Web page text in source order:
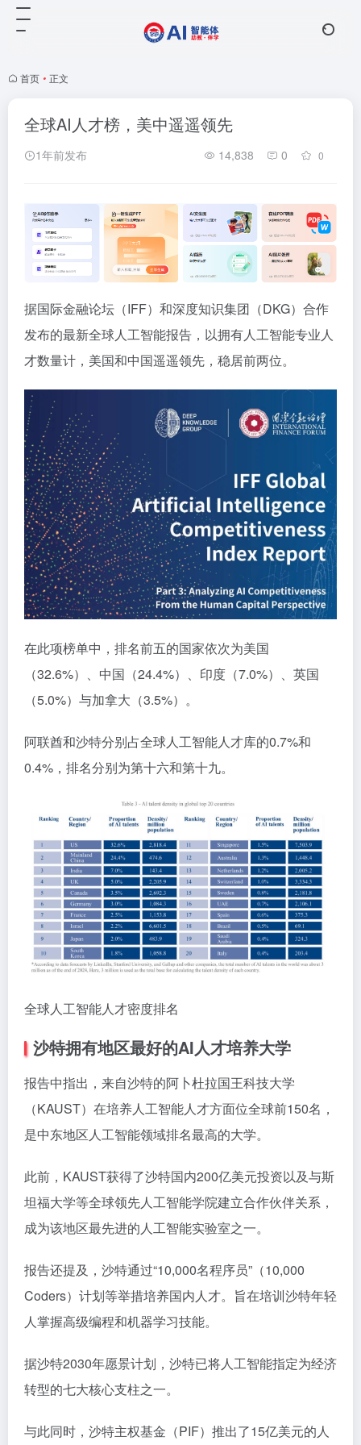
首页 • 正文
全球AI人才榜，美中遥遥领先
1年前发布 14,838 0 0
据国际金融论坛（IFF）和深度知识集团（DKG）合作
发布的最新全球人工智能报告，以拥有人工智能专业人
才数量计，美国和中国遥遥领先，稳居前两位。
在此项榜单中，排名前五的国家依次为美国
（32.6%）、中国（24.4%）、印度（7.0%）、英国
（5.0%）与加拿大（3.5%）。
阿联酋和沙特分别占全球人工智能人才库的0.7%和
0.4%，排名分别为第十六和第十九。
全球人工智能人才密度排名
沙特拥有地区最好的AI人才培养大学
报告中指出，来自沙特的阿卜杜拉国王科技大学
（KAUST）在培养人工智能人才方面位全球前150名，
是中东地区人工智能领域排名最高的大学。
此前，KAUST获得了沙特国内200亿美元投资以及与斯
坦福大学等全球领先人工智能学院建立合作伙伴关系，
成为该地区最先进的人工智能实验室之一。
报告还提及，沙特通过“10,000名程序员”（10,000
Coders）计划等举措培养国内人才。旨在培训沙特年轻
人掌握高级编程和机器学习技能。
据沙特2030年愿景计划，沙特已将人工智能指定为经济
转型的七大核心支柱之一。
与此同时，沙特主权基金（PIF）推出了15亿美元的人